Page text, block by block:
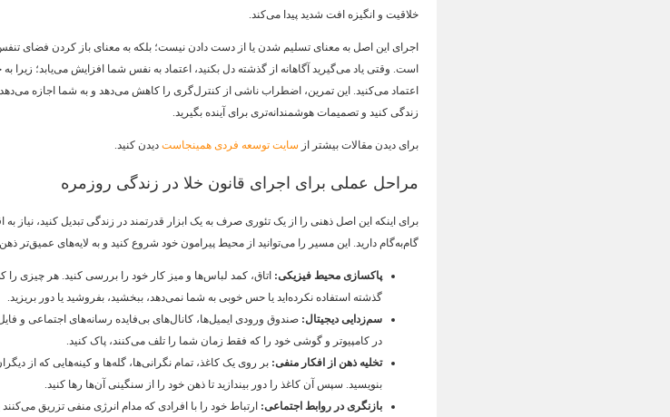
خلاقیت و انگیزه افت شدید پیدا می‌کند.
اجرای این اصل به معنای تسلیم شدن یا از دست دادن نیست؛ بلکه به معنای باز کردن فضای
است. وقتی یاد می‌گیرید آگاهانه از گذشته دل بکنید، اعتماد به نفس شما افزایش می‌یابد؛ زیرا
اعتماد می‌کنید. این تمرین، اضطراب ناشی از کنترل‌گری را کاهش می‌دهد و به شما اجازه
زندگی کنید و تصمیمات هوشمندانه‌تری برای آینده بگیرید.
برای دیدن مقالات بیشتر از سایت توسعه فردی همینجاست دیدن کنید.
مراحل عملی برای اجرای قانون خلا در زندگی روزمره
برای اینکه این اصل ذهنی را از یک تئوری صرف به یک ابزار قدرتمند در زندگی تبدیل کنید، نیاز
گام‌به‌گام دارید. این مسیر را می‌توانید از محیط پیرامون خود شروع کنید و به لایه‌های عمیق‌تر
پاکسازی محیط فیزیکی: اتاق، کمد لباس‌ها و میز کار خود را بررسی کنید. هر چیزی
گذشته استفاده نکرده‌اید یا حس خوبی به شما نمی‌دهد، ببخشید، بفروشید یا دور بریزید.
سم‌زدایی دیجیتال: صندوق ورودی ایمیل‌ها، کانال‌های بی‌فایده رسانه‌های اجتماعی و
در کامپیوتر و گوشی خود را که فقط زمان شما را تلف می‌کنند، پاک کنید.
تخلیه ذهن از افکار منفی: بر روی یک کاغذ، تمام نگرانی‌ها، گله‌ها و کینه‌هایی که از
بنویسید. سپس آن کاغذ را دور بیندازید تا ذهن خود را از سنگینی آن‌ها رها کنید.
بازنگری در روابط اجتماعی: ارتباط خود را با افرادی که مدام انرژی منفی تزریق